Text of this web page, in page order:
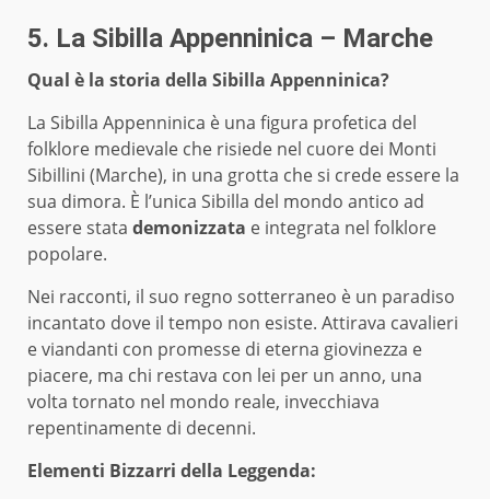
5. La Sibilla Appenninica – Marche
Qual è la storia della Sibilla Appenninica?
La Sibilla Appenninica è una figura profetica del
folklore medievale che risiede nel cuore dei Monti
Sibillini (Marche), in una grotta che si crede essere la
sua dimora. È l’unica Sibilla del mondo antico ad
essere stata demonizzata e integrata nel folklore
popolare.
Nei racconti, il suo regno sotterraneo è un paradiso
incantato dove il tempo non esiste. Attirava cavalieri
e viandanti con promesse di eterna giovinezza e
piacere, ma chi restava con lei per un anno, una
volta tornato nel mondo reale, invecchiava
repentinamente di decenni.
Elementi Bizzarri della Leggenda: